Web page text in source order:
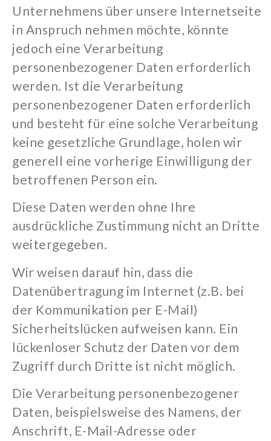
Unternehmens über unsere Internetseite
in Anspruch nehmen möchte, könnte
jedoch eine Verarbeitung
personenbezogener Daten erforderlich
werden. Ist die Verarbeitung
personenbezogener Daten erforderlich
und besteht für eine solche Verarbeitung
keine gesetzliche Grundlage, holen wir
generell eine vorherige Einwilligung der
betroffenen Person ein.
Diese Daten werden ohne Ihre
ausdrückliche Zustimmung nicht an Dritte
weitergegeben.
Wir weisen darauf hin, dass die
Datenübertragung im Internet (z.B. bei
der Kommunikation per E-Mail)
Sicherheitslücken aufweisen kann. Ein
lückenloser Schutz der Daten vor dem
Zugriff durch Dritte ist nicht möglich.
Die Verarbeitung personenbezogener
Daten, beispielsweise des Namens, der
Anschrift, E-Mail-Adresse oder